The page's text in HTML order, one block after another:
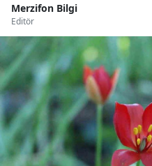
Merzifon Bilgi
Editör